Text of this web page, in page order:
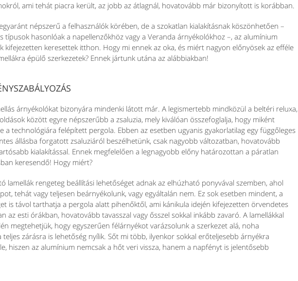
ami tehát piacra került, az jobb az átlagnál, hovatovább már bizonyított is korábban.
népszerű a felhasználók körében, de a szokatlan kialakításnak köszönhetően –
típusok hasonlóak a napellenzőkhöz vagy a Veranda árnyékolókhoz –, az alumínium
kifejezetten keresettek itthon. Hogy mi ennek az oka, és miért nagyon előnyösek az efféle
épülő szerkezetek? Ennek jártunk utána az alábbiakban!
árnyékolókat bizonyára mindenki látott már. A legismertebb mindközül a beltéri reluxa,
között egyre népszerűbb a zsaluzia, mely kiválóan összefoglalja, hogy miként
a technológiára felépített pergola. Ebben az esetben ugyanis gyakorlatilag egy függőleges
állásba forgatott zsaluziáról beszélhetünk, csak nagyobb változatban, hovatovább
kialakítással. Ennek megfelelően a legnagyobb előny határozottan a páratlan
keresendő! Hogy miért?
lamellák rengeteg beállítási lehetőséget adnak az elhúzható ponyvával szemben, ahol
tehát vagy teljesen beárnyékolunk, vagy egyáltalán nem. Ez sok esetben mindent, a
is távol tarthatja a pergola alatt pihenőktől, ami kánikula idején kifejezetten örvendetes
az esti órákban, hovatovább tavasszal vagy ősszel sokkal inkább zavaró. A lamellákkal
megtehetjük, hogy egyszerűen félárnyékot varázsolunk a szerkezet alá, noha
teljes zárásra is lehetőség nyílik. Sőt mi több, ilyenkor sokkal erőteljesebb árnyékra
hiszen az alumínium nemcsak a hőt veri vissza, hanem a napfényt is jelentősebb